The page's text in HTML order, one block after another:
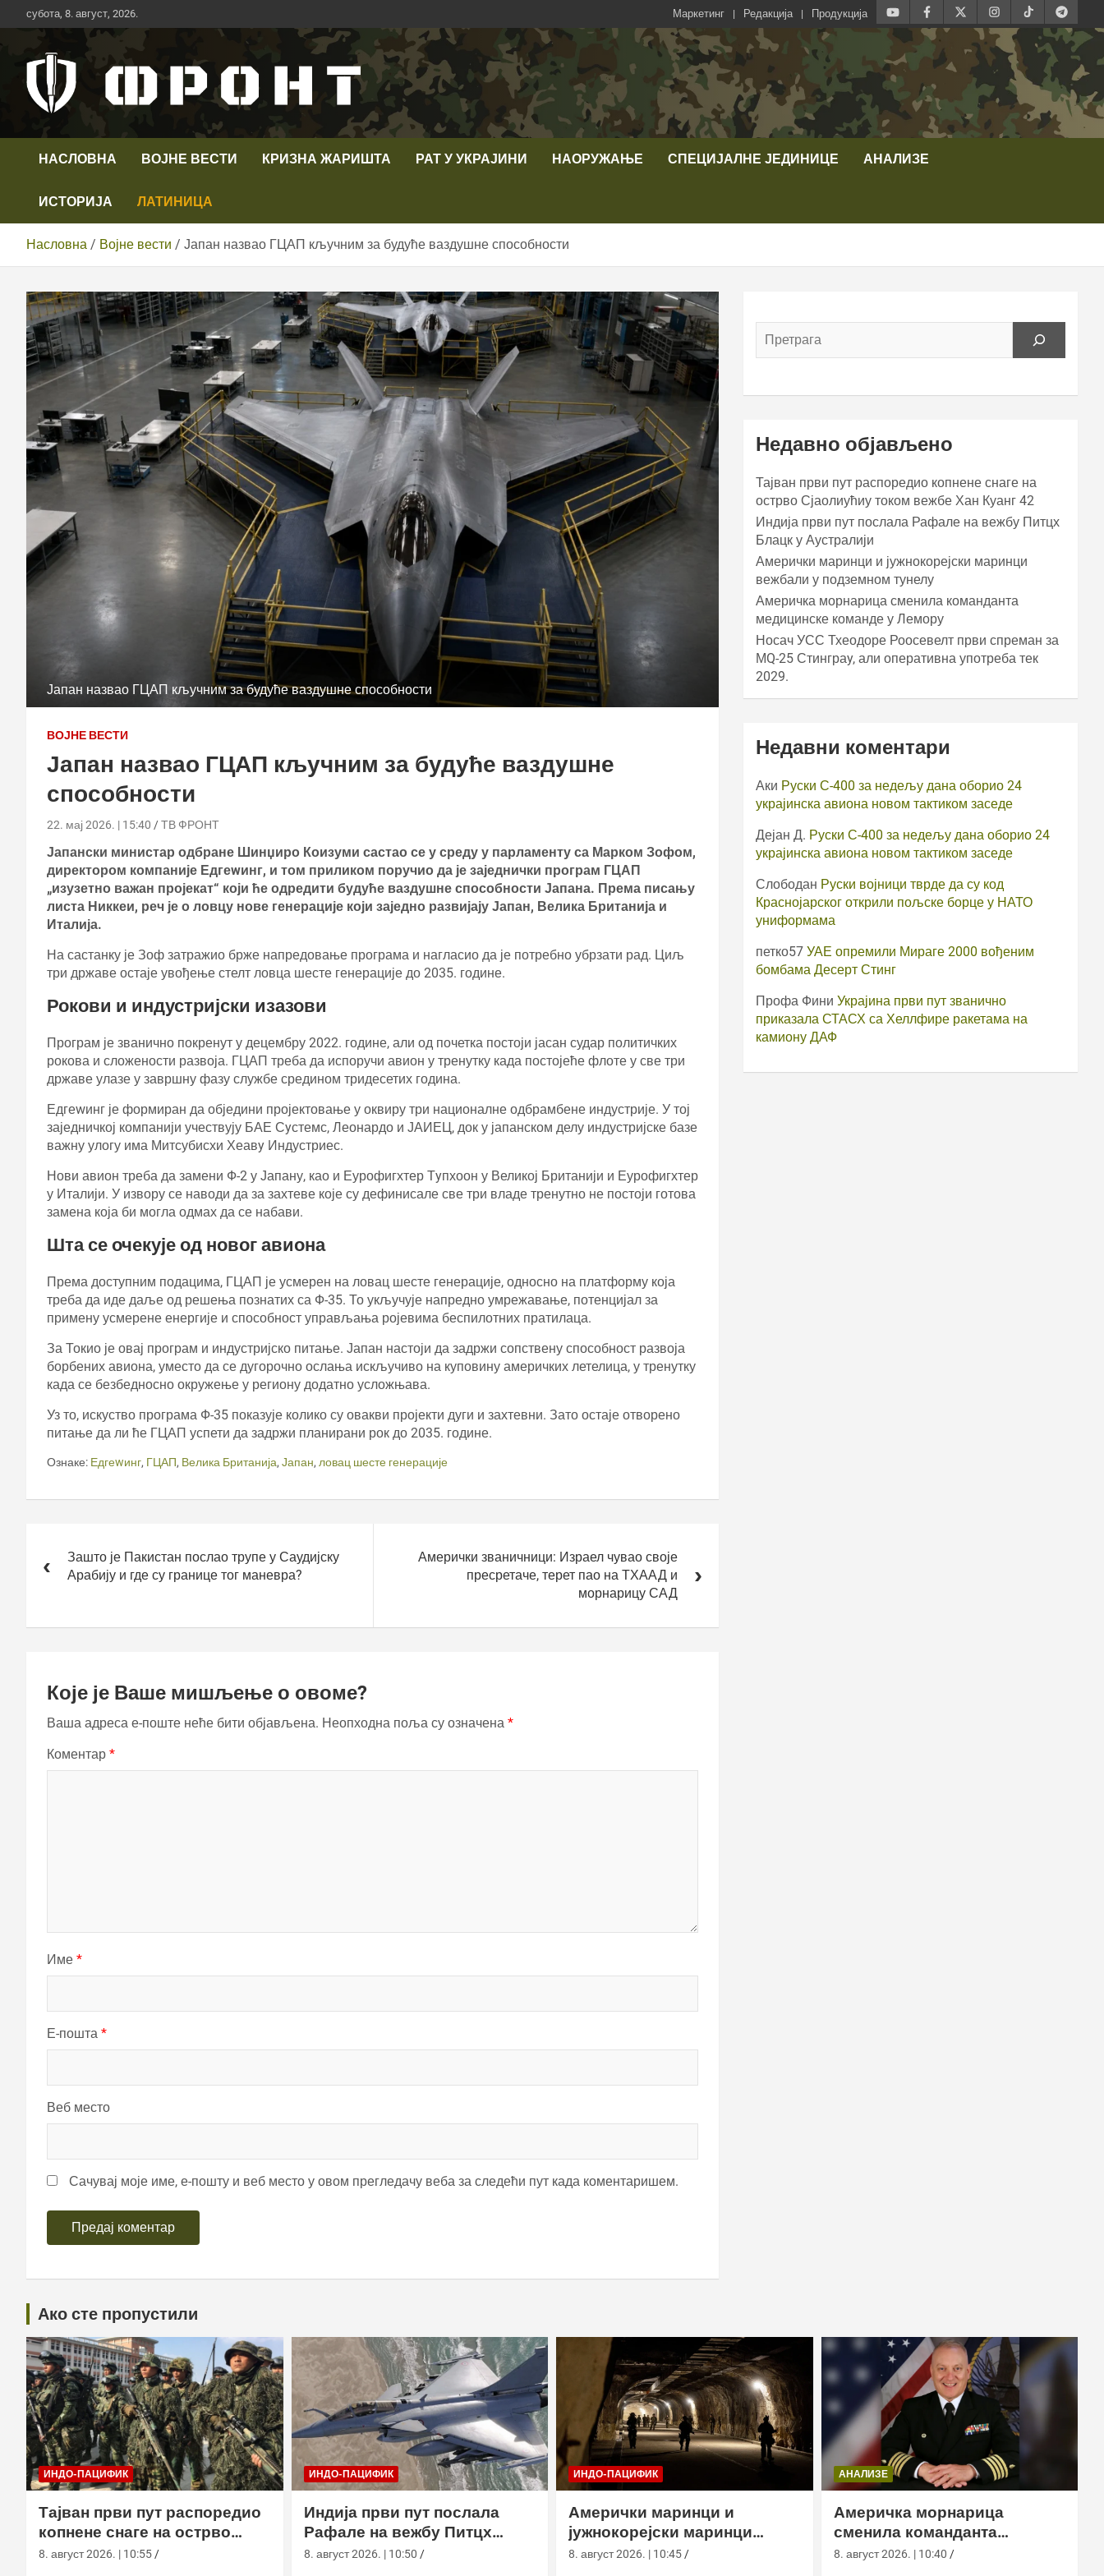
Скип
то
субота, 8. август, 2026. Маркетинг Редакција Продукција
Телевизија ФРОНТ
НАСЛОВНА ВОЈНЕ ВЕСТИ КРИЗНА ЖАРИШТА РАТ У УКРАЈИНИ НАОРУЖАЊЕ СПЕЦИЈАЛНЕ ЈЕДИНИЦЕ АНАЛИЗЕ
ИСТОРИЈА ЛАТИНИЦА
Насловна Војне вести Јапан назвао ГЦАП кључним за будуће ваздушне способности
Јапан назвао ГЦАП кључним за будуће ваздушне способности
ВОЈНЕ ВЕСТИ
Јапан назвао ГЦАП кључним за будуће ваздушне
способности
22. мај 2026. | 15:40 ТВ ФРОНТ
Јапански министар одбране Шинџиро Коизуми састао се у среду у парламенту са Марком Зофом,
директором компаније Едгеwинг, и том приликом поручио да је заједнички програм ГЦАП
„изузетно важан пројекат“ који ће одредити будуће ваздушне способности Јапана. Према писању
листа Никкеи, реч је о ловцу нове генерације који заједно развијају Јапан, Велика Британија и
Италија.
На састанку је Зоф затражио брже напредовање програма и нагласио да је потребно убрзати рад. Циљ
три државе остаје увођење стелт ловца шесте генерације до 2035. године.
Рокови и индустријски изазови
Програм је званично покренут у децембру 2022. године, али од почетка постоји јасан судар политичких
рокова и сложености развоја. ГЦАП треба да испоручи авион у тренутку када постојеће флоте у све три
државе улазе у завршну фазу службе средином тридесетих година.
Едгеwинг је формиран да обједини пројектовање у оквиру три националне одбрамбене индустрије. У тој
заједничкој компанији учествују БАЕ Сyстемс, Леонардо и ЈАИЕЦ, док у јапанском делу индустријске базе
важну улогу има Митсубисхи Хеавy Индустриес.
Нови авион треба да замени Ф-2 у Јапану, као и Еурофигхтер Тyпхоон у Великој Британији и Еурофигхтер
у Италији. У извору се наводи да за захтеве које су дефинисале све три владе тренутно не постоји готова
замена која би могла одмах да се набави.
Шта се очекује од новог авиона
Према доступним подацима, ГЦАП је усмерен на ловац шесте генерације, односно на платформу која
треба да иде даље од решења познатих са Ф-35. То укључује напредно умрежавање, потенцијал за
примену усмерене енергије и способност управљања ројевима беспилотних пратилаца.
За Токио је овај програм и индустријско питање. Јапан настоји да задржи сопствену способност развоја
борбених авиона, уместо да се дугорочно ослања искључиво на куповину америчких летелица, у тренутку
када се безбедносно окружење у региону додатно усложњава.
Уз то, искуство програма Ф-35 показује колико су овакви пројекти дуги и захтевни. Зато остаје отворено
питање да ли ће ГЦАП успети да задржи планирани рок до 2035. године.
Ознаке: Едгеwинг, ГЦАП, Велика Британија, Јапан, ловац шесте генерације
чланкаЗашто је Пакистан послао трупе у Саудијску
Арабију и где су границе тог маневра?
Амерички званичници: Израел чувао своје
пресретаче, терет пао на ТХААД и
морнарицу САД
Које је Ваше мишљење о овоме?
Ваша адреса е-поште неће бити објављена. Неопходна поља су означена *
Коментар *
Име *
Е-пошта *
Веб место
Сачувај моје име, е-пошту и веб место у овом прегледачу веба за следећи пут када коментаришем.
Недавно објављено
Тајван први пут распоредио копнене снаге на
острво Сјаолиућиу током вежбе Хан Куанг 42
Индија први пут послала Рафале на вежбу Питцх
Блацк у Аустралији
Амерички маринци и јужнокорејски маринци
вежбали у подземном тунелу
Америчка морнарица сменила команданта
медицинске команде у Лемору
Носач УСС Тхеодоре Роосевелт први спреман за
МQ-25 Стинграy, али оперативна употреба тек
2029.
Недавни коментари
Аки Руски С-400 за недељу дана оборио 24
украјинска авиона новом тактиком заседе
Дејан Д. Руски С-400 за недељу дана оборио 24
украјинска авиона новом тактиком заседе
Слободан Руски војници тврде да су код
Краснојарског открили пољске борце у НАТО
униформама
петко57 УАЕ опремили Мираге 2000 вођеним
бомбама Десерт Стинг
Профа Фини Украјина први пут званично
приказала СТАСХ са Хеллфире ракетама на
камиону ДАФ
Ако сте пропустили
ИНДО-ПАЦИФИК
Тајван први пут распоредио
копнене снаге на острво
Сјаолиућиу током вежбе Хан
8. август 2026. | 10:55
ИНДО-ПАЦИФИК
Индија први пут послала
Рафале на вежбу Питцх
Блацк у Аустралији
8. август 2026. | 10:50
ИНДО-ПАЦИФИК
Амерички маринци и
јужнокорејски маринци
вежбали у подземном тунелу
8. август 2026. | 10:45
АНАЛИЗЕ
Америчка морнарица
сменила команданта
медицинске команде у
8. август 2026. | 10:40